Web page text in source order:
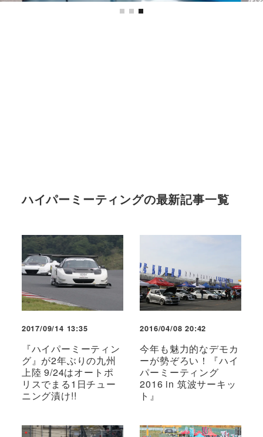
ハイパーミーティングの最新記事一覧
2017/09/14 13:35
『ハイパーミーティン
グ』が2年ぶりの九州
上陸 9/24はオートポ
リスでまる1日チュー
ニング漬け!!
2016/04/08 20:42
今年も魅力的なデモカ
ーが勢ぞろい！『ハイ
パーミーティング
2016 in 筑波サーキッ
ト』